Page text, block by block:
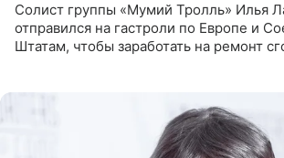
Солист группы «Мумий Тролль» Илья
отправился на гастроли по Европе и
Штатам, чтобы заработать на ремонт